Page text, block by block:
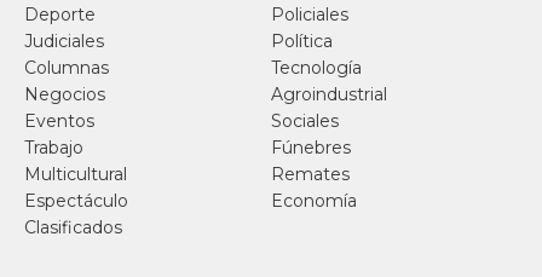
Deporte
Policiales
Judiciales
Política
Columnas
Tecnología
Negocios
Agroindustrial
Eventos
Sociales
Trabajo
Fúnebres
Multicultural
Remates
Espectáculo
Economía
Clasificados